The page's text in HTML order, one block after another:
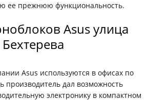
ее прежнюю функциональность.
Asus улица
Бехтерева
Asus используются в офисах по
производитель дал возможность
электронику в компактном